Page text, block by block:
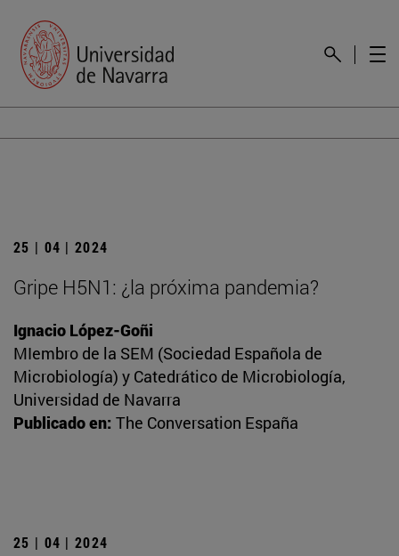
25 | 04 | 2024
Gripe H5N1: ¿la próxima pandemia?
Ignacio López-Goñi
MIembro de la SEM (Sociedad Española de
Microbiología) y Catedrático de Microbiología,
Universidad de Navarra
Publicado en: The Conversation España
25 | 04 | 2024